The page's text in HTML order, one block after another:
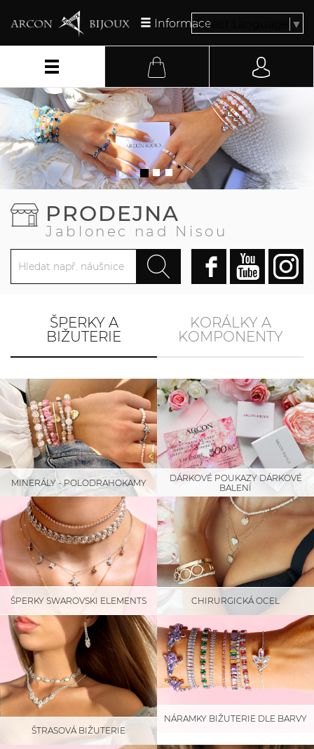
InformaceSelect Language ▼
PRODEJNA
Jablonec nad Nisou
ŠPERKY A
BIŽUTERIE
KORÁLKY A
KOMPONENTY
MINERÁLY - POLODRAHOKAMY
DÁRKOVÉ POUKAZY DÁRKOVÉ
BALENÍ
ŠPERKY SWAROVSKI ELEMENTS CHIRURGICKÁ OCEL
ŠTRASOVÁ BIŽUTERIE
NÁRAMKY BIŽUTERIE DLE BARVY